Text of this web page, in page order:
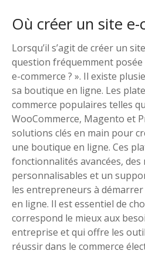
Où créer un site
Lorsqu’il s’agit de créer un
question fréquemment posée
e-commerce ? ». Il existe
sa boutique en ligne. Les
commerce populaires telles
WooCommerce, Magento et
solutions clés en main pour
une boutique en ligne. Ces
fonctionnalités avancées, des
personnalisables et un
les entrepreneurs à
en ligne. Il est essentiel de
correspond le mieux aux
entreprise et qui offre les
réussir dans le commerce